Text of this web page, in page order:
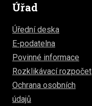
Úřad
Úřední deska
E-podatelna
Povinné informace
Rozklikávací rozpočet
Ochrana osobních
údajů